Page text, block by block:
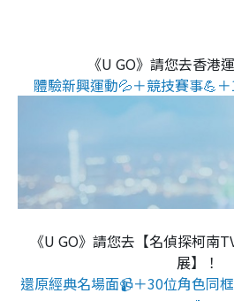
《U GO》請您去香港
體驗新興運動💦＋競技賽事💪
《U GO》請您去【名偵探柯南
展】！
還原經典名場面📹＋30位角色同